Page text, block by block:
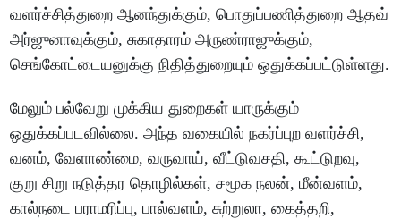
வளர்ச்சித்துறை ஆனந்துக்கும், பொதுப்பணித்துறை ஆதவ்
அர்ஜுனாவுக்கும், சுகாதாரம் அருண்ராஜுக்கும்,
செங்கோட்டையனுக்கு நிதித்துறையும் ஒதுக்கப்பட்டுள்ளது.
மேலும் பல்வேறு முக்கிய துறைகள் யாருக்கும்
ஒதுக்கப்படவில்லை. அந்த வகையில் நகர்ப்புற வளர்ச்சி,
வனம், வேளாண்மை, வருவாய், வீட்டுவசதி, கூட்டுறவு,
குறு சிறு நடுத்தர தொழில்கள், சமூக நலன், மீன்வளம்,
கால்நடை பராமரிப்பு, பால்வளம், சுற்றுலா, கைத்தறி,